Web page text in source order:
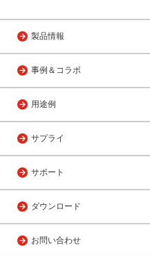
製品情報
事例＆コラボ
用途例
サプライ
サポート
ダウンロード
お問い合わせ